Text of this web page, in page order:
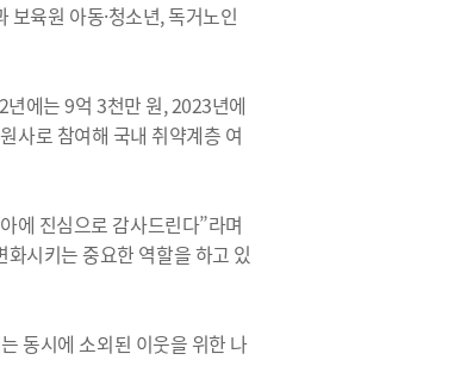
육원 아동·청소년, 독거노인
에는 9억 3천만 원, 2023년에
사로 참여해 국내 취약계층 여
에 진심으로 감사드린다”라며
시키는 중요한 역할을 하고 있
동시에 소외된 이웃을 위한 나